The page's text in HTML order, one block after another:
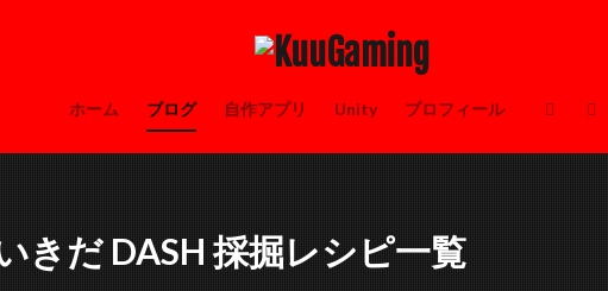
ホーム ブログ 自作アプリ Unity プロフィール
きだ DASH 採掘レシピ一覧